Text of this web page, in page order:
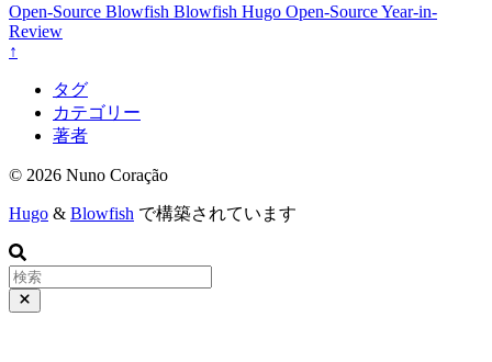
Open-Source Blowfish Blowfish Hugo Open-SourceYear-in-
Review
↑
タグ
カテゴリー
著者
© 2026 Nuno Coração
Hugo & Blowfish で構築されています